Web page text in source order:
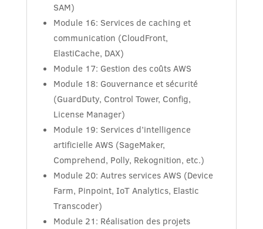
SAM)
Module 16: Services de caching et
communication (CloudFront,
ElastiCache, DAX)
Module 17: Gestion des coûts AWS
Module 18: Gouvernance et sécurité
(GuardDuty, Control Tower, Config,
License Manager)
Module 19: Services d’intelligence
artificielle AWS (SageMaker,
Comprehend, Polly, Rekognition, etc.)
Module 20: Autres services AWS (Device
Farm, Pinpoint, IoT Analytics, Elastic
Transcoder)
Module 21: Réalisation des projets